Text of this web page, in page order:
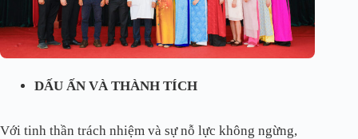
DẤU ẤN VÀ THÀNH TÍCH
Với tinh thần trách nhiệm và sự nỗ lực không ngừng,